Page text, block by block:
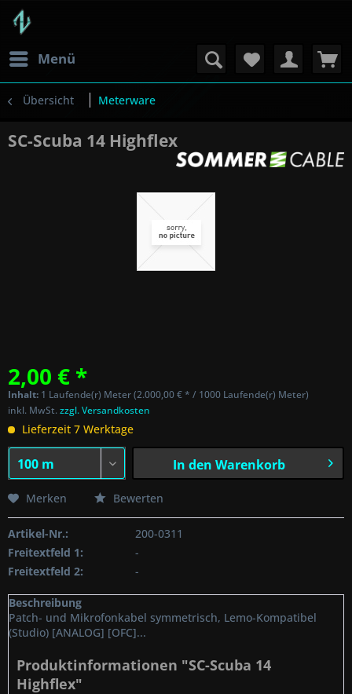
Menü
Übersicht Meterware
SC-Scuba 14 Highflex
2,00 € *
Inhalt: 1 Laufende(r) Meter (2.000,00 € * / 1000 Laufende(r) Meter)
inkl. MwSt.zzgl. Versandkosten
Lieferzeit 7 Werktage
In den Warenkorb
Merken Bewerten
Artikel-Nr.:
200-0311
Freitextfeld 1:
-
Freitextfeld 2:
-
Beschreibung
Patch- und Mikrofonkabel symmetrisch, Lemo-Kompatibel
(Studio) [ANALOG] [OFC]...
Produktinformationen "SC-Scuba 14
Highflex"